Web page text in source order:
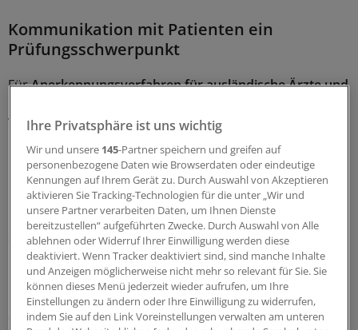
Kommunikation mit Patienten ein
Prüfungsschwerpunkt
FürAnerkennungsverfahren für ausländische Ärzte und
Vorgaben in den Approbations- und Ausbildungs- bzw.
Prüfungsverordnungen der einzelnen Berufe.
Dies gilt vor allem für Ärztinnen und Ärzte sowie
Pflegekräfte und andere Heilberufe, die ihre
Qualifikation im Ausland erworben haben. Vor allem
sind nun die Inhalte für die Eignungs- und
Kenntnisprüfungen festgelegt.
Neben den praktischen Kompetenzen liegt ein Prüfungs-
Schwerpunkt auf der Kommunikation mit dem
Ihre Privatsphäre ist uns wichtig
Wir und unsere 145-Partner speichern und greifen auf
personenbezogene Daten wie Browserdaten oder eindeutige
Kennungen auf Ihrem Gerät zu. Durch Auswahl von Akzeptieren
aktivieren Sie Tracking-Technologien für die unter „Wir und
unsere Partner verarbeiten Daten, um Ihnen Dienste
bereitzustellen“ aufgeführten Zwecke. Durch Auswahl von Alle
ablehnen oder Widerruf Ihrer Einwilligung werden diese
deaktiviert. Wenn Tracker deaktiviert sind, sind manche Inhalte
und Anzeigen möglicherweise nicht mehr so relevant für Sie. Sie
können dieses Menü jederzeit wieder aufrufen, um Ihre
Einstellungen zu ändern oder Ihre Einwilligung zu widerrufen,
indem Sie auf den Link Voreinstellungen verwalten am unteren